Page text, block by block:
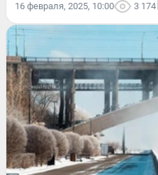
16 февраля, 2025, 10:00 3 174